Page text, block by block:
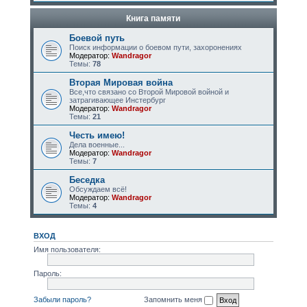
Книга памяти
Боевой путь
Поиск информации о боевом пути, захоронениях
Модератор: Wandragor
Темы: 78
Вторая Мировая война
Все,что связано со Второй Мировой войной и
затрагивающее Инстербург
Модератор: Wandragor
Темы: 21
Честь имею!
Дела военные...
Модератор: Wandragor
Темы: 7
Беседка
Обсуждаем всё!
Модератор: Wandragor
Темы: 4
ВХОД
Имя пользователя:
Пароль:
Забыли пароль? Запомнить меня